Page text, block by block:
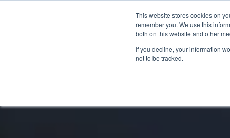
This website stores cookies on
remember you. We use this
both on this website and other
If you decline, your information
not to be tracked.
Kontakt aufnehmen:+31 85 0070336